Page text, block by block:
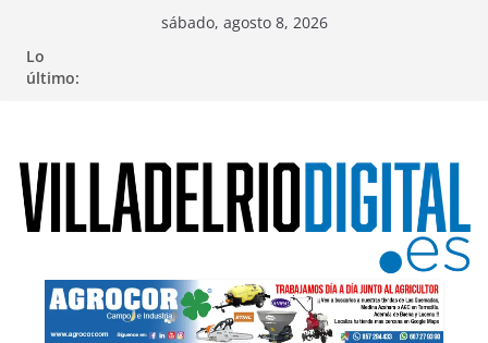
contenido
sábado, agosto 8, 2026
Lo
último: